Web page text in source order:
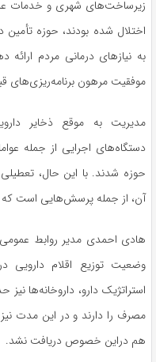
اختلال شده بودند، حوزه تأمین
به نیاز‌های درمانی مردم
موفقیت مرهون برنامه‌ریزی‌های
مدیریت به موقع ذخایر
دستگاه‌های اجرایی از جمله
حوزه شدند. با این حال،
آن، از جمله پرسش‌هایی است
هادی احمدی مدیر روابط
مصرف را دارند و در این مدت
هم دراین خصوص دریافت نشد.